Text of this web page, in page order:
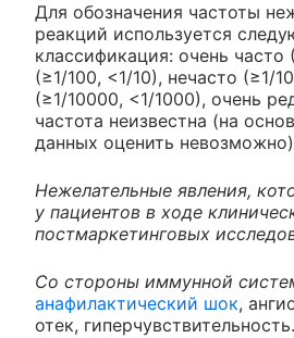
Для обозначения частоты
реакций используется
классификация: очень часто
(≥1/100, <1/10), нечасто (≥1/
(≥1/10000, <1/1000), очень
частота неизвестна (на
данных оценить
Нежелательные явления,
у пациентов в ходе
постмаркетинговых
Со стороны иммунной
анафилактический шок,
отек, гиперчувствительность.